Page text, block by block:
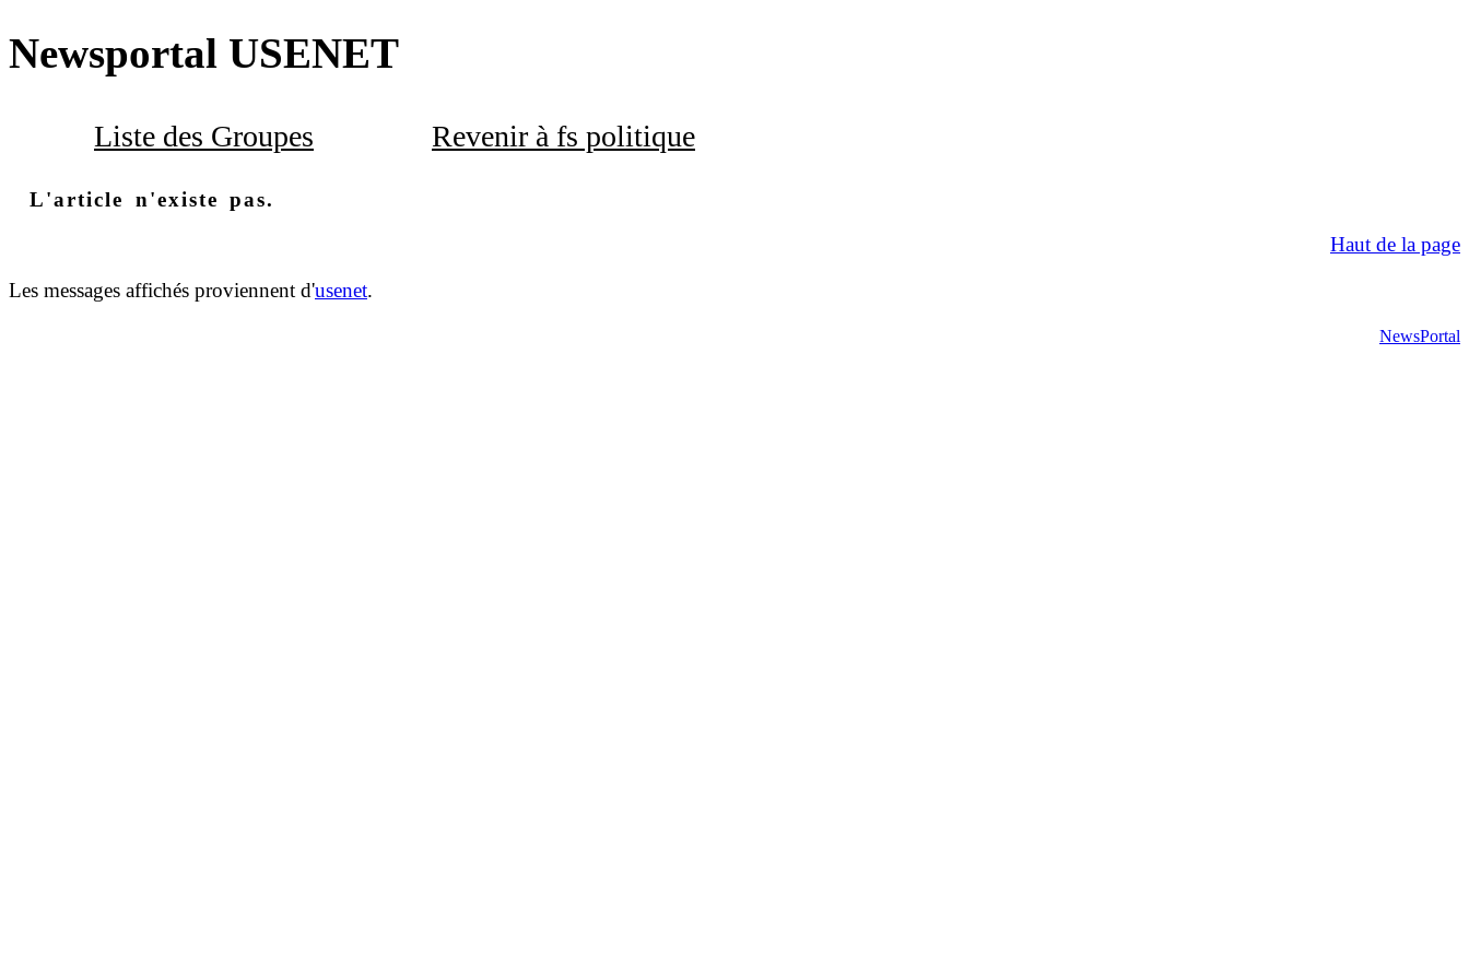
Newsportal USENET
Liste des Groupes Revenir à fs politique
L'article n'existe pas.
Haut de la page
Les messages affichés proviennent d'usenet.
NewsPortal